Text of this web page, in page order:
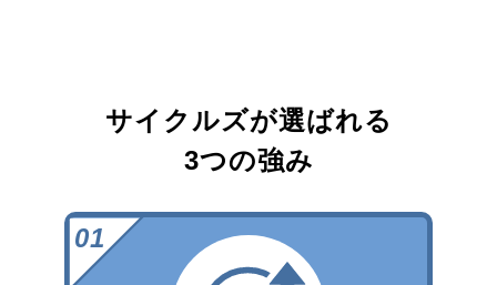
サイクルズが選ばれる
3つの強み